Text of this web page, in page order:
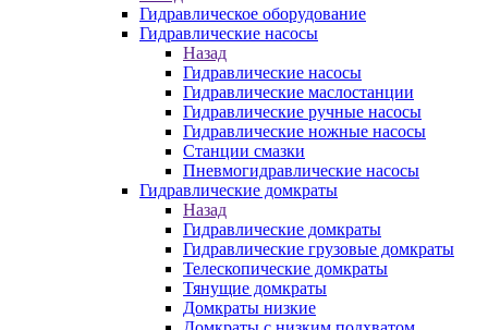
Гидравлическое оборудование
Гидравлические насосы
Назад
Гидравлические насосы
Гидравлические маслостанции
Гидравлические ручные насосы
Гидравлические ножные насосы
Станции смазки
Пневмогидравлические насосы
Гидравлические домкраты
Назад
Гидравлические домкраты
Гидравлические грузовые домкраты
Телескопические домкраты
Тянущие домкраты
Домкраты низкие